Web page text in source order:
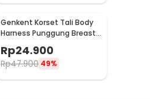
Genkent Korset Tali Body
Harness Punggung Breast
Rp24.900
Rp47.900 49%